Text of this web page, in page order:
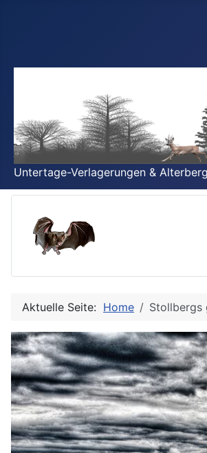
Untertage-Verlagerungen &
Aktuelle Seite: Home Stollbergs